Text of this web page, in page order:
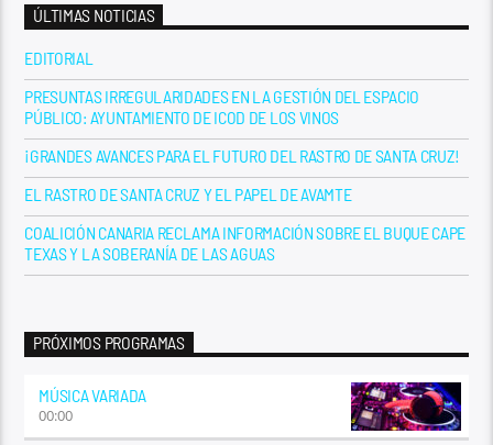
ÚLTIMAS NOTICIAS
EDITORIAL
PRESUNTAS IRREGULARIDADES EN LA GESTIÓN DEL ESPACIO
PÚBLICO: AYUNTAMIENTO DE ICOD DE LOS VINOS
¡GRANDES AVANCES PARA EL FUTURO DEL RASTRO DE SANTA CRUZ!
EL RASTRO DE SANTA CRUZ Y EL PAPEL DE AVAMTE
COALICIÓN CANARIA RECLAMA INFORMACIÓN SOBRE EL BUQUE CAPE
TEXAS Y LA SOBERANÍA DE LAS AGUAS
PRÓXIMOS PROGRAMAS
MÚSICA VARIADA
00:00